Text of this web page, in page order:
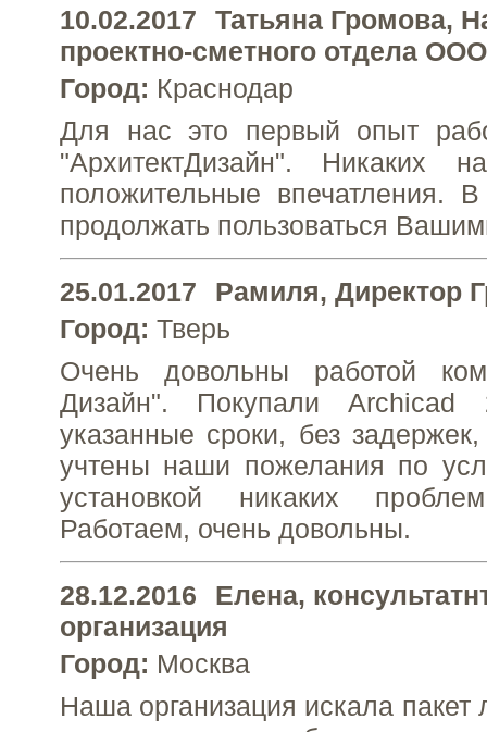
10.02.2017 Татьяна Громова,
проектно-сметного отдела
Город: Краснодар
Для нас это первый опыт
"АрхитектДизайн". Никаких
положительные впечатления.
продолжать пользоваться
25.01.2017 Рамиля, Директор
Город: Тверь
Очень довольны работой
Дизайн". Покупали
указанные сроки, без
учтены наши пожелания по
установкой никаких
Работаем, очень довольны.
28.12.2016 Елена,
организация
Город: Москва
Наша организация искала пакет